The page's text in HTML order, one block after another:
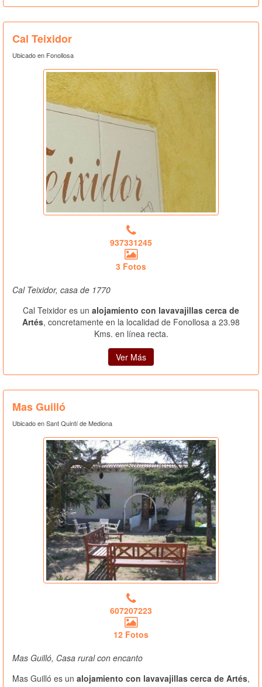
Cal Teixidor
Ubicado en Fonollosa
937331245
3 Fotos
Cal Teixidor, casa de 1770
Cal Teixidor es un alojamiento con lavavajillas cerca de
Artés, concretamente en la localidad de Fonollosa a 23.98
Kms. en línea recta.
Ver Más
Mas Guilló
Ubicado en Sant Quintí de Mediona
607207223
12 Fotos
Mas Guilló, Casa rural con encanto
Mas Guilló es un alojamiento con lavavajillas cerca de Artés,